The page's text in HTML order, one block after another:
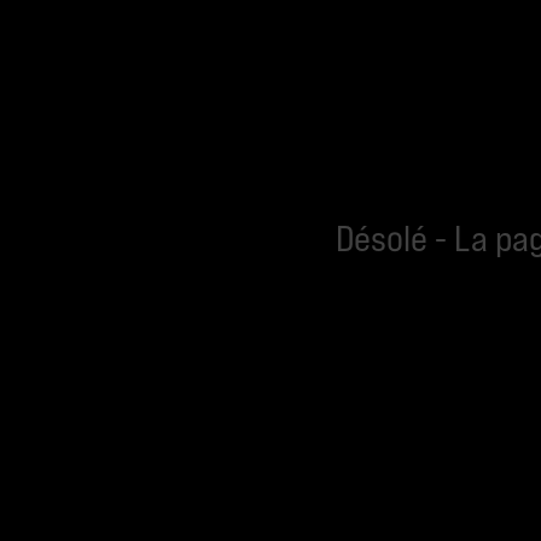
Désolé - La